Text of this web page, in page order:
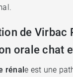
de Virbac
orale chat
rénale est une